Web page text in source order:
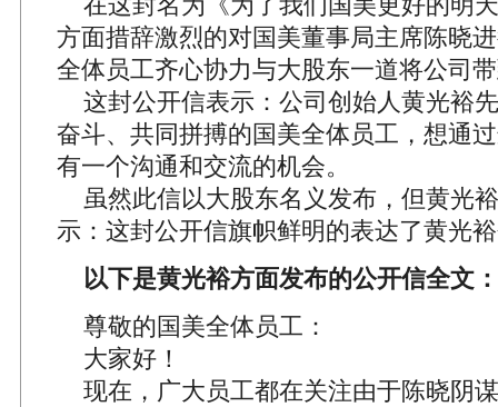
方面措辞激烈的对国美董事局主席陈晓
全体员工齐心协力与大股东一道将公司
这封公开信表示：公司创始人黄光裕
奋斗、共同拼搏的国美全体员工，想通
有一个沟通和交流的机会。
虽然此信以大股东名义发布，但黄光
示：这封公开信旗帜鲜明的表达了黄光
以下是黄光裕方面发布的公开信全文：
尊敬的国美全体员工：
大家好！
现在，广大员工都在关注由于陈晓阴